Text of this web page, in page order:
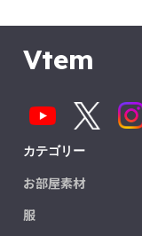
Vtem
カテゴリー
お部屋素材
服